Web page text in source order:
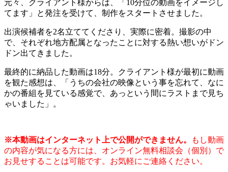
元々、クライアント様からは、「10分位の動画をイメージし
てます」と発注を受けて、制作をスタートさせました。
出演候補者を2名立ててくださり、実際に密着。撮影の中
で、それぞれ地方配属となったことに対する熱い想いがドン
ドン出てきました。
最終的に納品した動画は18分。クライアント様が最初に動画
を観た感想は、「うちの会社の映像という事を忘れて、なに
かの番組を見ている感覚で、あっという間にラストまで見ち
ゃいました」。
※本動画はインターネット上で公開ができません。
もし動画
の内容が気になる方には、オンライン無料相談会（個別）で
お見せすることは可能です。お気軽にご連絡ください。